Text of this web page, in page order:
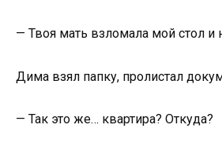
— Твоя мать взломала мой стол и
Дима взял папку, пролистал
— Так это же… квартира? Откуда?